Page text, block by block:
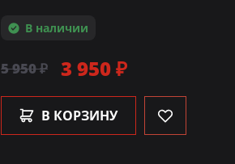
В наличии
5 950 ₽ 3 950 ₽
В КОРЗИНУ